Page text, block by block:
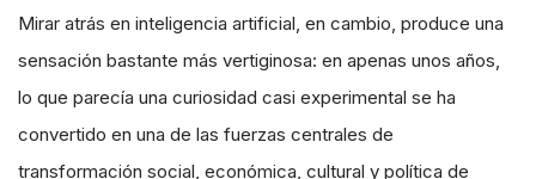
Mirar atrás en inteligencia artificial, en cambio, produce una
sensación bastante más vertiginosa: en apenas unos años,
lo que parecía una curiosidad casi experimental se ha
convertido en una de las fuerzas centrales de
transformación social, económica, cultural y política de